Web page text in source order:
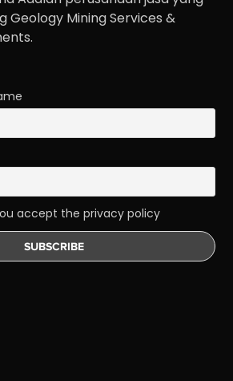
Geology Mining Services &
accept the privacy policy